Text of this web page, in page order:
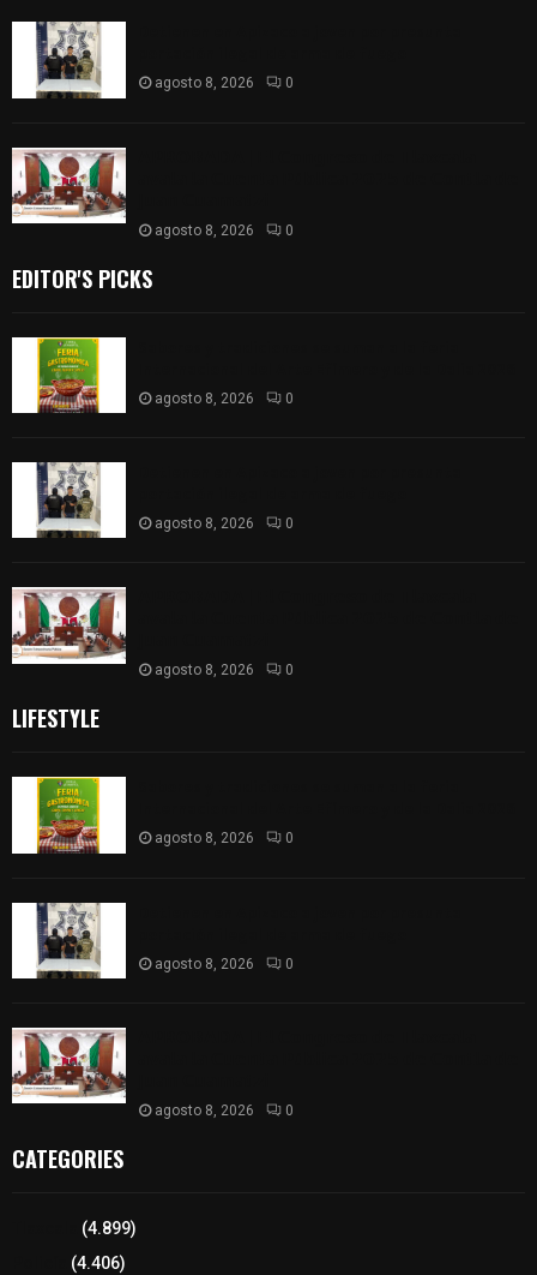
agosto 8, 2026 0
agosto 8, 2026 0
EDITOR'S PICKS
agosto 8, 2026 0
agosto 8, 2026 0
agosto 8, 2026 0
LIFESTYLE
agosto 8, 2026 0
agosto 8, 2026 0
agosto 8, 2026 0
CATEGORIES
(4.899)
(4.406)